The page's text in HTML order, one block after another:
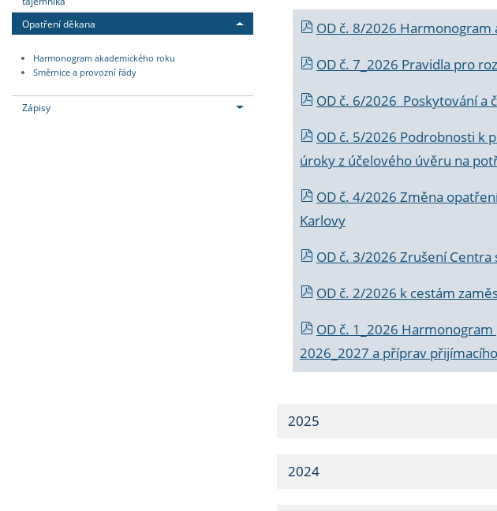
Opatření děkana
Harmonogram akademického roku
Směrnice a provozní řády
Zápisy
OD č. 8/2026
OD č. 7_2026 Pravidla pro
OD č. 6/2026 Poskytování a
OD č. 5/2026 Podrobnosti k
úroky z účelového úvěru na
OD č. 4/2026 Změna
Karlovy
OD č. 3/2026 Zrušení
OD č. 2/2026 k cestám
OD č. 1_2026
2026_2027 a příprav
2025
2024